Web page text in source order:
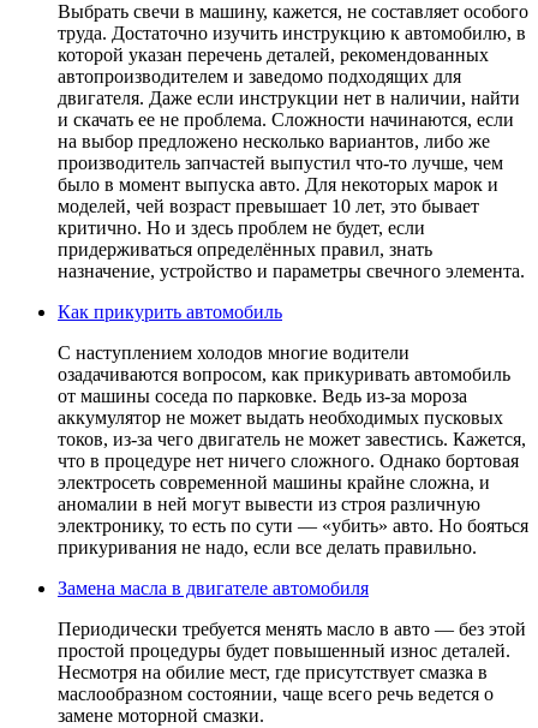
Выбрать свечи в машину, кажется, не составляет особого
труда. Достаточно изучить инструкцию к автомобилю, в
которой указан перечень деталей, рекомендованных
автопроизводителем и заведомо подходящих для
двигателя. Даже если инструкции нет в наличии, найти
и скачать ее не проблема. Сложности начинаются, если
на выбор предложено несколько вариантов, либо же
производитель запчастей выпустил что-то лучше, чем
было в момент выпуска авто. Для некоторых марок и
моделей, чей возраст превышает 10 лет, это бывает
критично. Но и здесь проблем не будет, если
придерживаться определённых правил, знать
назначение, устройство и параметры свечного элемента.
Как прикурить автомобиль
С наступлением холодов многие водители
озадачиваются вопросом, как прикуривать автомобиль
от машины соседа по парковке. Ведь из-за мороза
аккумулятор не может выдать необходимых пусковых
токов, из-за чего двигатель не может завестись. Кажется,
что в процедуре нет ничего сложного. Однако бортовая
электросеть современной машины крайне сложна, и
аномалии в ней могут вывести из строя различную
электронику, то есть по сути — «убить» авто. Но бояться
прикуривания не надо, если все делать правильно.
Замена масла в двигателе автомобиля
Периодически требуется менять масло в авто — без этой
простой процедуры будет повышенный износ деталей.
Несмотря на обилие мест, где присутствует смазка в
маслообразном состоянии, чаще всего речь ведется о
замене моторной смазки.